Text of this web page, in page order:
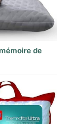
de